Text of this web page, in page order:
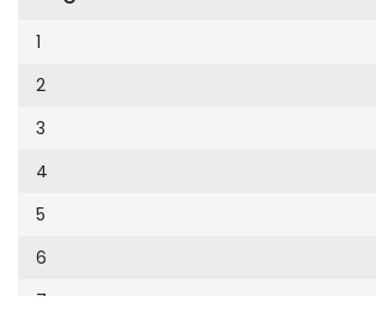
Cumhuriyet Sağlıklı Beslenme
Cumhuriyet Sokak
Cumhuriyet Spor
Cumhuriyet Strateji
Cumhuriyet Tarım
Cumhuriyet Yılbaşı
Çerçeve Eki
9
10
11
12
13
14
15
1
2
3
4
5
6
7